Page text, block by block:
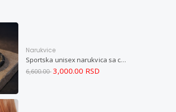
Narukvice
Sportska unisex narukvica sa crnim zatvaračem od nerđajućeg čelika i magnetom M
6,600.00 3,000.00 RSD